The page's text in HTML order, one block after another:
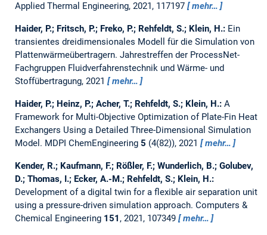
Applied Thermal Engineering, 2021, 117197
mehr…
Haider, P.; Fritsch, P.; Freko, P.; Rehfeldt, S.; Klein, H.: Ein
transientes dreidimensionales Modell für die Simulation von
Plattenwärmeübertragern. Jahrestreffen der ProcessNet-
Fachgruppen Fluidverfahrenstechnik und Wärme- und
Stoffübertragung, 2021
mehr…
Haider, P.; Heinz, P.; Acher, T.; Rehfeldt, S.; Klein, H.: A
Framework for Multi-Objective Optimization of Plate-Fin Heat
Exchangers Using a Detailed Three-Dimensional Simulation
Model. MDPI ChemEngineering 5 (4(82)), 2021 mehr…
Kender, R.; Kaufmann, F.; Rößler, F.; Wunderlich, B.; Golubev,
D.; Thomas, I.; Ecker, A.-M.; Rehfeldt, S.; Klein, H.:
Development of a digital twin for a flexible air separation unit
using a pressure-driven simulation approach. Computers &
Chemical Engineering 151 , 2021, 107349 mehr…